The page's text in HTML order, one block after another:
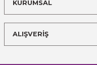
KURUMSAL
ALIŞVERİŞ